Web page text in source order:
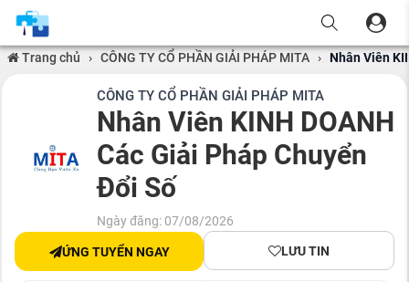
Trang chủ › CÔNG TY CỔ PHẦN GIẢI PHÁP MITA › Nhân Viên
CÔNG TY CỔ PHẦN GIẢI PHÁP MITA
Nhân Viên KINH DOANH
Các Giải Pháp Chuyển
Đổi Số
Ngày đăng: 07/08/2026
ỨNG TUYỂN NGAY LƯU TIN